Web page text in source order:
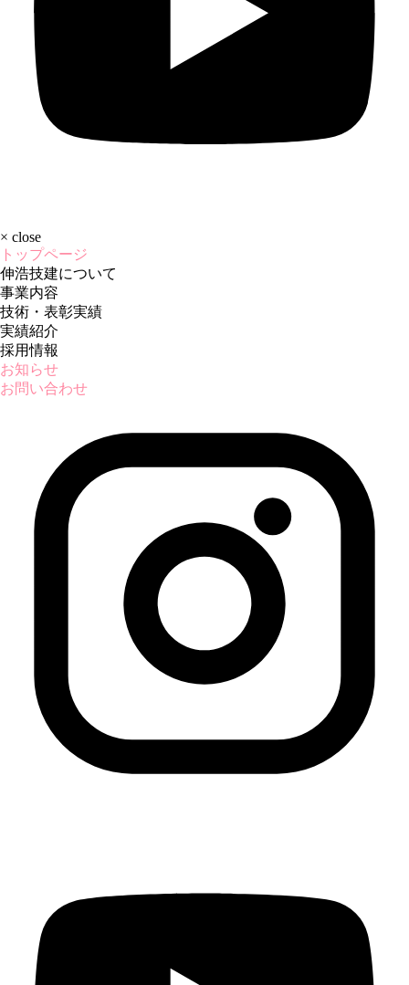
× close
トップページ
伸浩技建について
事業内容
技術・表彰実績
実績紹介
採用情報
お知らせ
お問い合わせ